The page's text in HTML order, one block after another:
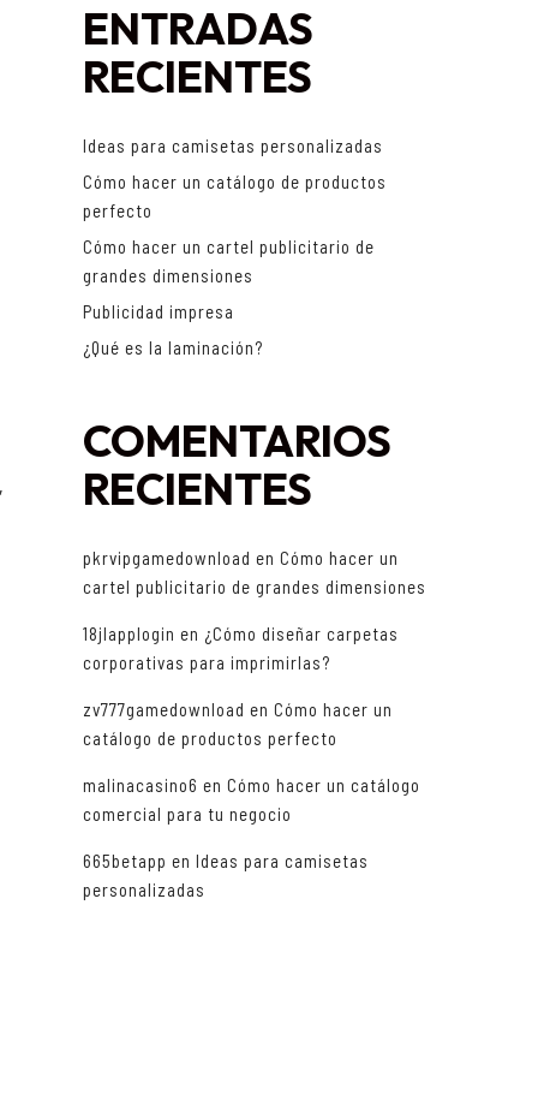
ENTRADAS
RECIENTES
Ideas para camisetas personalizadas
Cómo hacer un catálogo de productos
perfecto
Cómo hacer un cartel publicitario de
grandes dimensiones
Publicidad impresa
¿Qué es la laminación?
COMENTARIOS
RECIENTES
pkrvipgamedownload en Cómo hacer un
cartel publicitario de grandes dimensiones
18jlapplogin en ¿Cómo diseñar carpetas
corporativas para imprimirlas?
zv777gamedownload en Cómo hacer un
catálogo de productos perfecto
malinacasino6 en Cómo hacer un catálogo
comercial para tu negocio
665betapp en Ideas para camisetas
personalizadas